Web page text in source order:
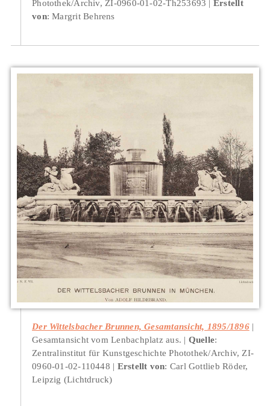
Photothek/Archiv, ZI-0960-01-02-Th253693
Erstellt
von: Margrit Behrens
Der Wittelsbacher Brunnen, Gesamtansicht, 1895/1896
Gesamtansicht vom Lenbachplatz aus.
Quelle:
Zentralinstitut für Kunstgeschichte Photothek/Archiv, ZI-
0960-01-02-110448
Erstellt von: Carl Gottlieb Röder,
Leipzig (Lichtdruck)